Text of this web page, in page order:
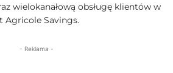
wielokanałową obsługę klientów w
Agricole Savings.
- Reklama -